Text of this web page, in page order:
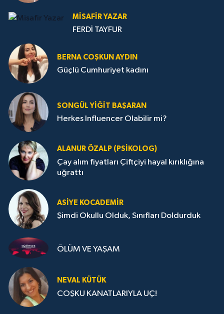
MISAFIR YAZAR
FERDİ TAYFUR
BERNA COŞKUN AYDIN
Güçlü Cumhuriyet kadını
SONGÜL YIĞIT BAŞARAN
Herkes Influencer Olabilir mi?
ALANUR ÖZALP (PSIKOLOG)
Çay alım fiyatları Çiftçiyi hayal kırıklığına
uğrattı
ASIYE KOCADEMİR
Şimdi Okullu Olduk, Sınıfları Doldurduk
ÖLÜM VE YAŞAM
NEVAL KÜTÜK
COŞKU KANATLARIYLA UÇ!